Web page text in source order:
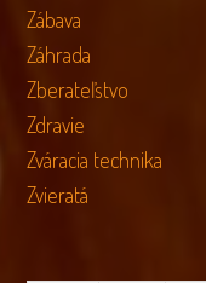
Zábava
Záhrada
Zberateľstvo
Zdravie
Zváracia technika
Zvieratá